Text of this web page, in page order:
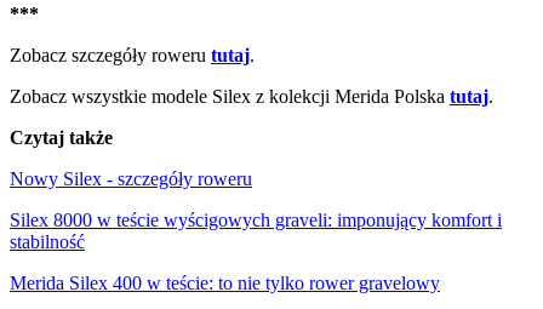
***
Zobacz szczegóły roweru tutaj.
Zobacz wszystkie modele Silex z kolekcji Merida Polska tutaj.
Czytaj także
Nowy Silex - szczegóły roweru
Silex 8000 w teście wyścigowych graveli: imponujący komfort i
stabilność
Merida Silex 400 w teście: to nie tylko rower gravelowy